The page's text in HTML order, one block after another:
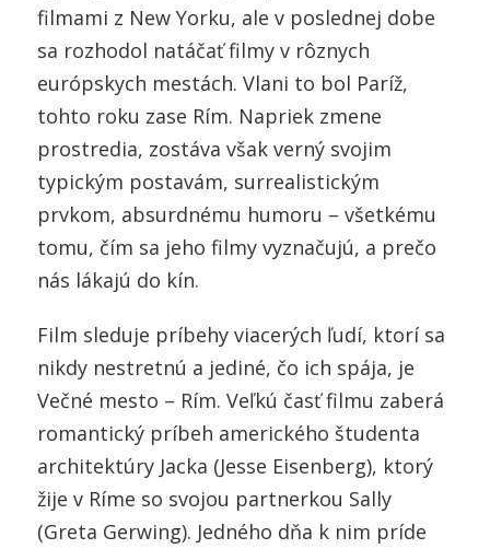
filmami z New Yorku, ale v poslednej dobe
sa rozhodol natáčať filmy v rôznych
európskych mestách. Vlani to bol Paríž,
tohto roku zase Rím. Napriek zmene
prostredia, zostáva však verný svojim
typickým postavám, surrealistickým
prvkom, absurdnému humoru – všetkému
tomu, čím sa jeho filmy vyznačujú, a prečo
nás lákajú do kín.
Film sleduje príbehy viacerých ľudí, ktorí sa
nikdy nestretnú a jediné, čo ich spája, je
Večné mesto – Rím. Veľkú časť filmu zaberá
romantický príbeh amerického študenta
architektúry Jacka (Jesse Eisenberg), ktorý
žije v Ríme so svojou partnerkou Sally
(Greta Gerwing). Jedného dňa k nim príde